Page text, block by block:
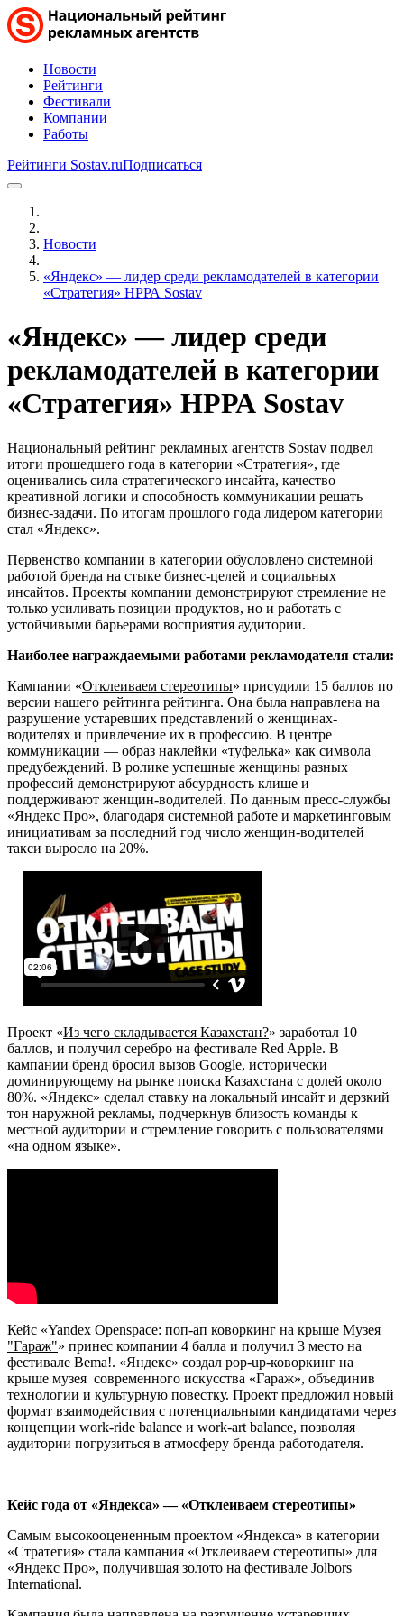
Новости
Рейтинги
Фестивали
Компании
Работы
Рейтинги Sostav.ruПодписаться
Новости
«Яндекс» — лидер среди рекламодателей в категории
«Стратегия» НРРА Sostav
«Яндекс» — лидер среди
рекламодателей в категории
«Стратегия» НРРА Sostav
Национальный рейтинг рекламных агентств Sostav подвел
итоги прошедшего года в категории «Стратегия», где
оценивались сила стратегического инсайта, качество
креативной логики и способность коммуникации решать
бизнес-задачи. По итогам прошлого года лидером категории
стал «Яндекс».
Первенство компании в категории обусловлено системной
работой бренда на стыке бизнес-целей и социальных
инсайтов. Проекты компании демонстрируют стремление не
только усиливать позиции продуктов, но и работать с
устойчивыми барьерами восприятия аудитории.
Наиболее награждаемыми работами рекламодателя стали:
Кампании «Отклеиваем стереотипы» присудили 15 баллов по
версии нашего рейтинга рейтинга. Она была направлена на
разрушение устаревших представлений о женщинах-
водителях и привлечение их в профессию. В центре
коммуникации — образ наклейки «туфелька» как символа
предубеждений. В ролике успешные женщины разных
профессий демонстрируют абсурдность клише и
поддерживают женщин-водителей. По данным пресс-службы
«Яндекс Про», благодаря системной работе и маркетинговым
инициативам за последний год число женщин-водителей
такси выросло на 20%.
Проект «Из чего складывается Казахстан?» заработал 10
баллов, и получил серебро на фестивале Red Apple. В
кампании бренд бросил вызов Google, исторически
доминирующему на рынке поиска Казахстана с долей около
80%. «Яндекс» сделал ставку на локальный инсайт и дерзкий
тон наружной рекламы, подчеркнув близость команды к
местной аудитории и стремление говорить с пользователями
«на одном языке».
Кейс «Yandex Openspace: поп-ап коворкинг на крыше Музея
"Гараж"» принес компании 4 балла и получил 3 место на
фестивале Bema!. «Яндекс» создал pop-up-коворкинг на
крыше музея современного искусства «Гараж», объединив
технологии и культурную повестку. Проект предложил новый
формат взаимодействия с потенциальными кандидатами через
концепции work-ride balance и work-art balance, позволяя
аудитории погрузиться в атмосферу бренда работодателя.
Кейс года от «Яндекса» — «Отклеиваем стереотипы»
Самым высокооцененным проектом «Яндекса» в категории
«Стратегия» стала кампания «Отклеиваем стереотипы» для
«Яндекс Про», получившая золото на фестивале Jolbors
International.